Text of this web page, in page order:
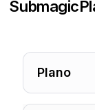
Submagic
Plano